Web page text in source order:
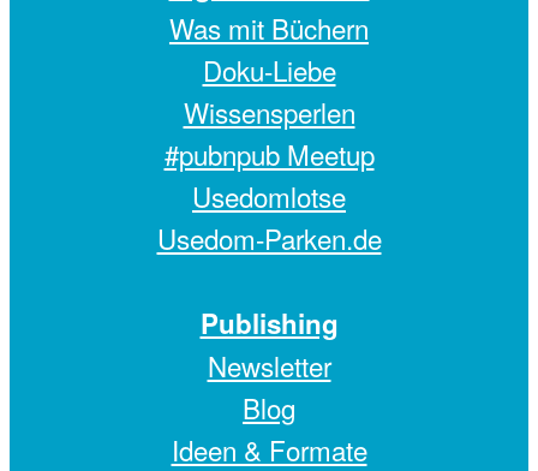
Was mit Büchern
Doku-Liebe
Wissensperlen
#pubnpub Meetup
Usedomlotse
Usedom-Parken.de
Publishing
Newsletter
Blog
Ideen & Formate